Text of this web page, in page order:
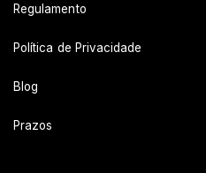
Regulamento
Política de Privacidade
Blog
Prazos